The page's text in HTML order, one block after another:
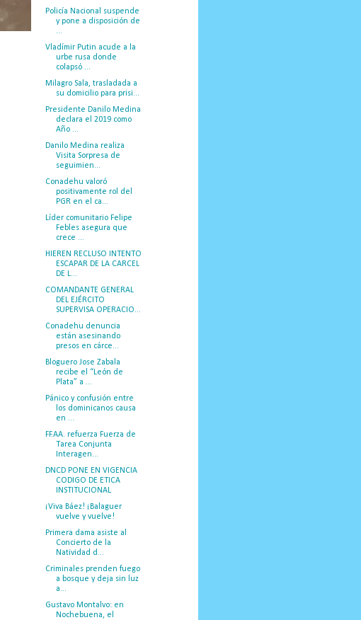
Policía Nacional suspende
y pone a disposición de
...
Vladímir Putin acude a la
urbe rusa donde
colapsó ...
Milagro Sala, trasladada a
su domicilio para prisi...
Presidente Danilo Medina
declara el 2019 como
Año ...
Danilo Medina realiza
Visita Sorpresa de
seguimien...
Conadehu valoró
positivamente rol del
PGR en el ca...
Líder comunitario Felipe
Febles asegura que
crece ...
HIEREN RECLUSO INTENTO
ESCAPAR DE LA CARCEL
DE L...
COMANDANTE GENERAL
DEL EJÉRCITO
SUPERVISA OPERACIO...
Conadehu denuncia
están asesinando
presos en cárce...
Bloguero Jose Zabala
recibe el “León de
Plata” a ...
Pánico y confusión entre
los dominicanos causa
en ...
FF.AA. refuerza Fuerza de
Tarea Conjunta
Interagen...
DNCD PONE EN VIGENCIA
CODIGO DE ETICA
INSTITUCIONAL
¡Viva Báez! ¡Balaguer
vuelve y vuelve!
Primera dama asiste al
Concierto de la
Natividad d...
Criminales prenden fuego
a bosque y deja sin luz
a...
Gustavo Montalvo: en
Nochebuena, el